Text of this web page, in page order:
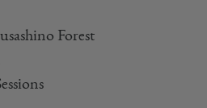
Forest